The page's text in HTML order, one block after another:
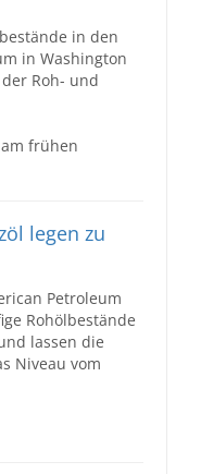
in den
in Washington
Roh- und
frühen
legen zu
Petroleum
Rohölbestände
lassen die
Niveau vom